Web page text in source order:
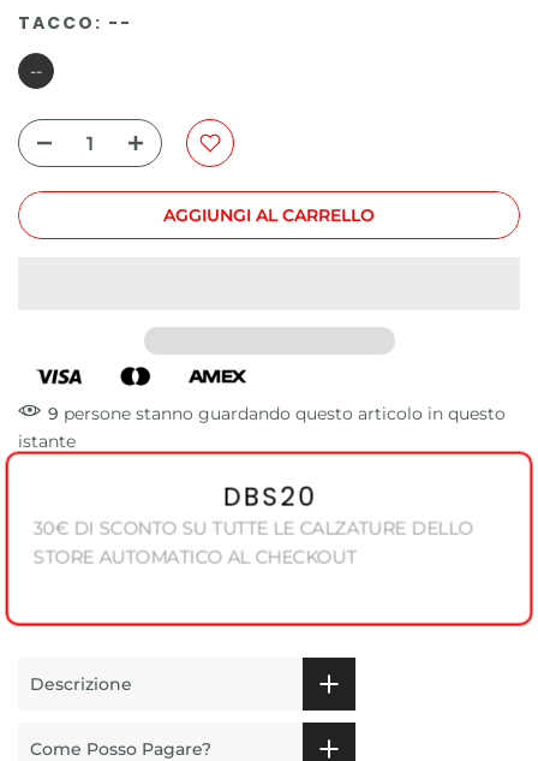
TACCO: --
--
AGGIUNGI AL CARRELLO
9 persone stanno guardando questo articolo in questo
istante
DBS20
30€ DI SCONTO SU TUTTE LE CALZATURE DELLO
STORE AUTOMATICO AL CHECKOUT
Descrizione
Come Posso Pagare?